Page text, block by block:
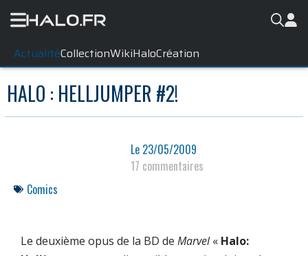
ActualitéCollectionWikiHaloCréation
HALO : HELLJUMPER #2!
Le 23/05/2009
17 commentaires
Comics
Le deuxième opus de la BD de Marvel« Halo: